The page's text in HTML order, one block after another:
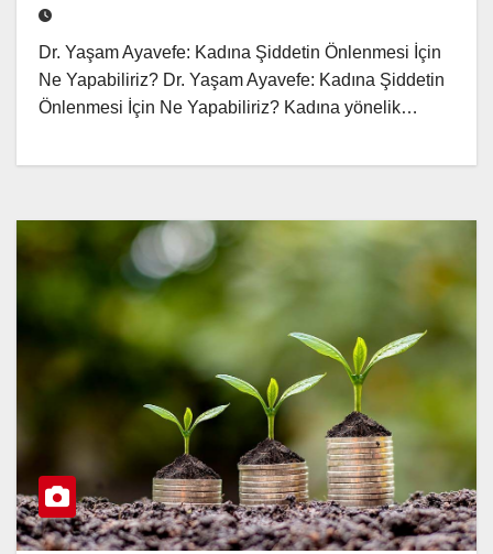
Dr. Yaşam Ayavefe: Kadına Şiddetin Önlenmesi İçin
Ne Yapabiliriz? Dr. Yaşam Ayavefe: Kadına Şiddetin
Önlenmesi İçin Ne Yapabiliriz? Kadına yönelik…